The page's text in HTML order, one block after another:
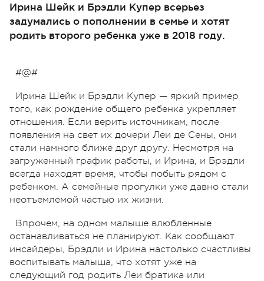
Ирина Шейк и Брэдли Купер всерьез
задумались о пополнении в семье и хотят
родить второго ребенка уже в 2018 году.
#@#
Ирина Шейк и Брэдли Купер — яркий пример
того, как рождение общего ребенка укрепляет
отношения. Если верить источникам, после
появления на свет их дочери Леи де Сены, они
стали намного ближе друг другу. Несмотря на
загруженный график работы, и Ирина, и Брэдли
всегда находят время, чтобы побыть рядом с
ребенком. А семейные прогулки уже давно стали
неотъемлемой частью их жизни.
Впрочем, на одном малыше влюбленные
останавливаться не планируют. Как сообщают
инсайдеры, Брэдли и Ирина настолько счастливы
воспитывать малыша, что хотят уже на
следующий год родить Леи братика или